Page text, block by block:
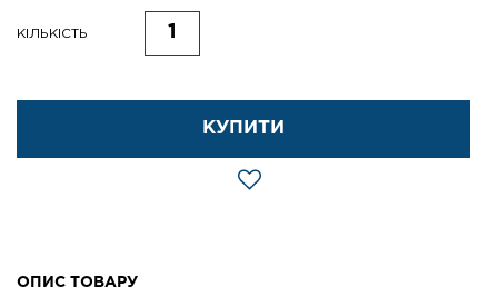
КІЛЬКІСТЬ
КУПИТИ
ОПИС ТОВАРУ